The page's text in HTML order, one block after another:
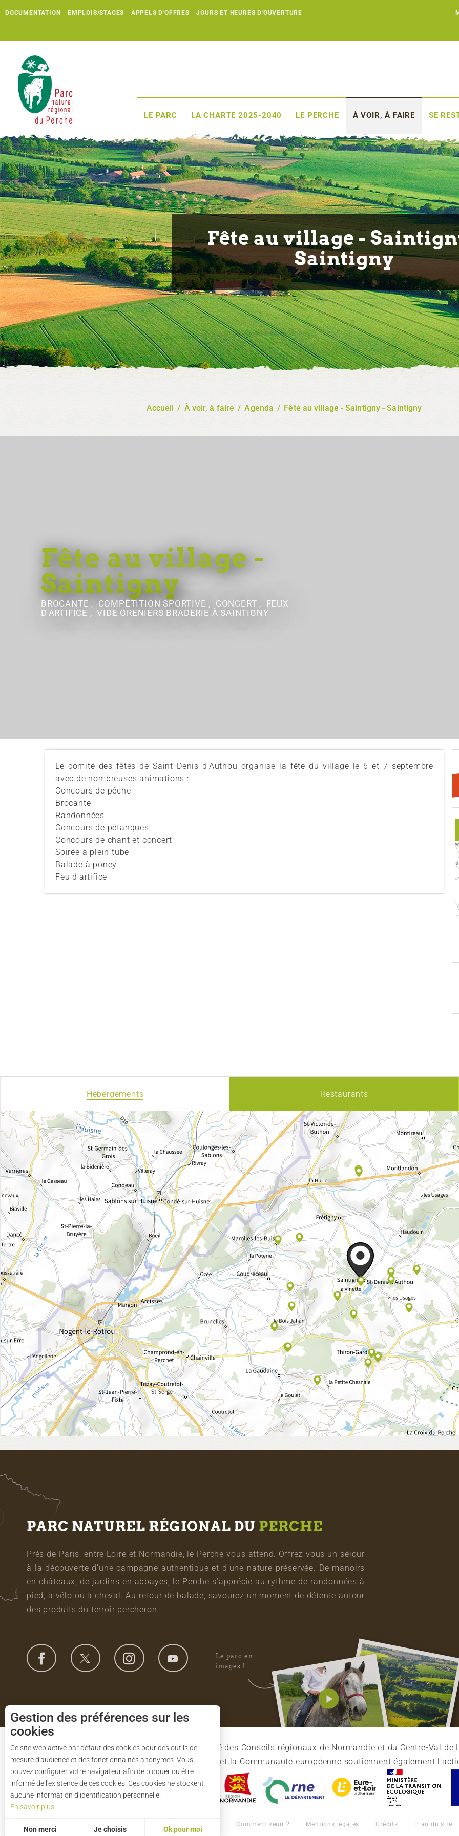
DOCUMENTATION EMPLOIS/STAGES APPELS D'OFFRES JOURS ET HEURES D'OUVERTURE
LE PARC LA CHARTE 2025-2040 LE PERCHE À VOIR, À FAIRE SE
Fête au village -
Saintigny
Accueil / À voir, à faire / Agenda / Fête au village - Saintigny - Saintigny
Fête au village -
Saintigny
BROCANTE , COMPÉTITION SPORTIVE , CONCERT , FEUX
D'ARTIFICE , VIDE GRENIERS BRADERIE À SAINTIGNY
Le comité des fêtes de Saint Denis d'Authou organise la fête du village le 6 et 7 septembre
avec de nombreuses animations :
Concours de pêche
Brocante
Randonnées
Concours de pétanques
Concours de chant et concert
Soirée à plein tube
Balade à poney
Feu d'artifice
Hébergements Restaurants
PARC NATUREL RÉGIONAL DU PERCHE
Près de Paris, entre Loire et Normandie, le Perche vous attend. Offrez-vous un séjour
à la découverte d’une campagne authentique et d’une nature préservée. De manoirs
en châteaux, de jardins en abbayes, le Perche s’apprécie au rythme de randonnées à
pied, à vélo ou à cheval. Au retour de balade, savourez un moment de détente autour
des produits du terroir percheron.
Le parc en
images !
Le Syndicat Mixte de gestion du Parc est composé des Conseils régionaux de Normandie et du Centre-Val de
l'Eure-et-Loir et des 91 communes du Parc. L'Etat et la Communauté européenne soutiennent également
Comment venir ? Mentions légales Crédits Plan du site
Gestion des préférences sur les
cookies
Ce site web active par défaut des cookies pour des outils de
mesure d'audience et des fonctionnalités anonymes. Vous
pouvez configurer votre navigateur afin de bloquer ou être
informé de l'existence de ces cookies. Ces cookies ne stockent
aucune information d’identification personnelle.
En savoir plus
Non merci Je choisis Ok pour moi